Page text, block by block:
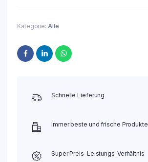
Kategorie: Alle
Schnelle Lieferung
Immer beste und frische Produkte
Super Preis-Leistungs-Verhältnis